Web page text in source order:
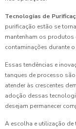
Tecnologias de
purificação estão se
mantenham os produtos
contaminações durante
Essas tendências e
tanques de processo
atender às crescentes
adoção dessas
desejam permanecer
A escolha e utilização de